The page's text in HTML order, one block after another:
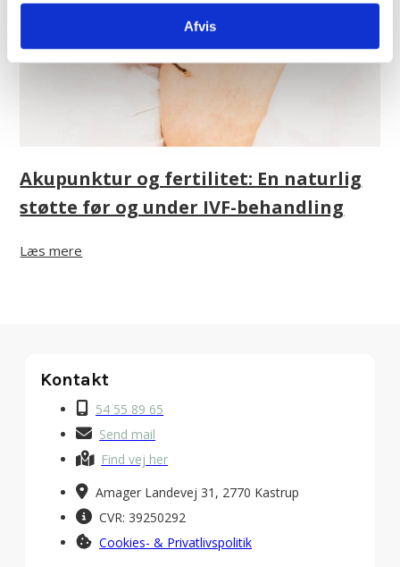
Afvis
Akupunktur og fertilitet: En naturlig
støtte før og under IVF-behandling
Læs mere
Kontakt
54 55 89 65
Send mail
Find vej her
Amager Landevej 31, 2770 Kastrup
CVR: 39250292
Cookies- & Privatlivspolitik